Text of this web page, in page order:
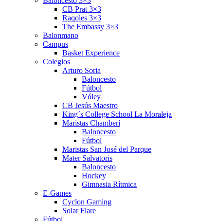
CB Prat 3×3
Raqoles 3×3
The Embassy 3×3
Balonmano
Campus
Basket Experience
Colegios
Arturo Soria
Baloncesto
Fútbol
Vóley
CB Jesús Maestro
King´s College School La Moraleja
Maristas Chamberí
Baloncesto
Fútbol
Maristas San José del Parque
Mater Salvatoris
Baloncesto
Hockey
Gimnasia Rítmica
E-Games
Cyclon Gaming
Solar Flare
Fútbol